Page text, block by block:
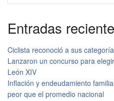
Entradas
Ciclista reconoció a sus
Lanzaron un concurso para
León XIV
Inflación y endeudamiento
peor que el promedio nacional